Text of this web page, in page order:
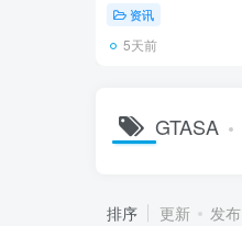
资讯
5天前
GTASA
排序 更新 发布